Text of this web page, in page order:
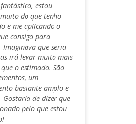
estou
do que tenho
e me aplicando o
consigo para
que seria
irá levar muito mais
o estimado. São
um
bastante amplo e
Gostaria de dizer que
pelo que estou